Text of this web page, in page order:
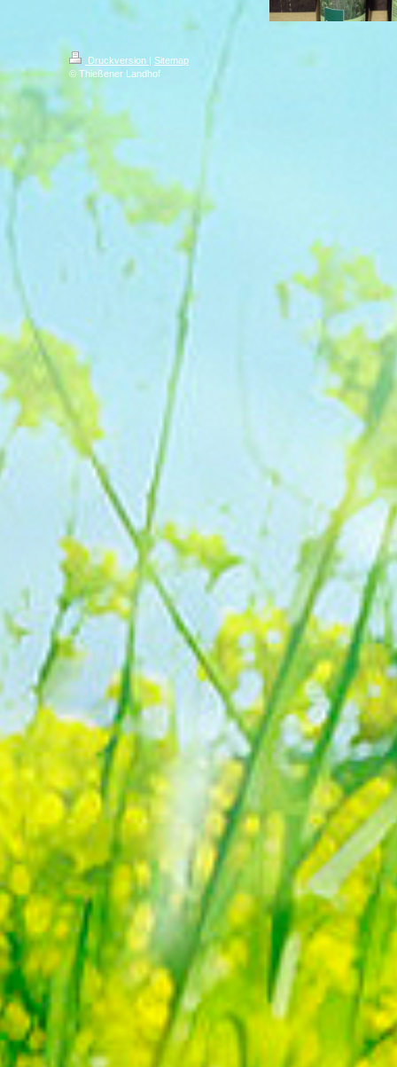
Druckversion | Sitemap
© Thießener Landhof